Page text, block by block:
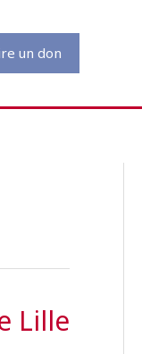
un don
Lille